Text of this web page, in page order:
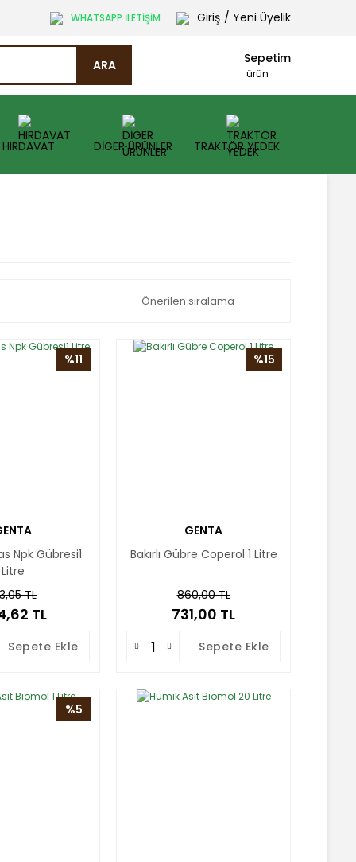
WHATSAPP İLETİŞİM Giriş / Yeni Üyelik
ARA Sepetim
ürün
HIRDAVAT DİGER ÜRÜNLER TRAKTÖR YEDEK
%11
Npk Gübresi1
Litre
TL
TL
Sepete Ekle
%15
GENTA
Bakırlı Gübre Coperol 1 Litre
860,00 TL
731,00 TL
Sepete Ekle
%5